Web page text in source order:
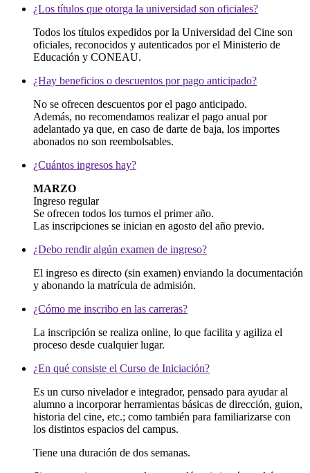
¿Los títulos que otorga la universidad son oficiales?
Todos los títulos expedidos por la Universidad del Cine son
oficiales, reconocidos y autenticados por el Ministerio de
Educación y CONEAU.
¿Hay beneficios o descuentos por pago anticipado?
No se ofrecen descuentos por el pago anticipado.
Además, no recomendamos realizar el pago anual por
adelantado ya que, en caso de darte de baja, los importes
abonados no son reembolsables.
¿Cuántos ingresos hay?
MARZO
Ingreso regular
Se ofrecen todos los turnos el primer año.
Las inscripciones se inician en agosto del año previo.
¿Debo rendir algún examen de ingreso?
El ingreso es directo (sin examen) enviando la documentación
y abonando la matrícula de admisión.
¿Cómo me inscribo en las carreras?
La inscripción se realiza online, lo que facilita y agiliza el
proceso desde cualquier lugar.
¿En qué consiste el Curso de Iniciación?
Es un curso nivelador e integrador, pensado para ayudar al
alumno a incorporar herramientas básicas de dirección, guion,
historia del cine, etc.; como también para familiarizarse con
los distintos espacios del campus.
Tiene una duración de dos semanas.